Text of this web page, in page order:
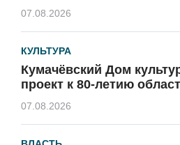
07.08.2026
КУЛЬТУРА
Кумачёвский Дом
проект к 80-летию
07.08.2026